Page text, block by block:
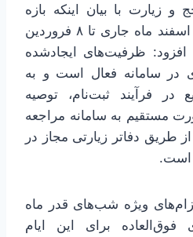
زیارت با بیان اینکه بازه
اعزام‌های نوروزی از ۲۳ اسفند ماه جاری تا ۸ فروردین
افزود: ظرفیت‌های ایجادشده
سامانه فعال است و به
فرآیند ثبت‌نام، توصیه
مستقیم به سامانه مراجعه
از طریق دفاتر زیارتی مجاز در
است.
ویژه شب‌های قدر ماه
برای این ایام